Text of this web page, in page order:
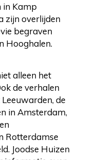
in Kamp
zijn overlijden
begraven
Hooghalen.
alleen het
de verhalen
de
in Amsterdam,
Rotterdamse
Joodse Huizen